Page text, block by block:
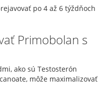
po 4 až 6 týždňoch
Primobolan s
ako sú Testosterón
môže maximalizovať